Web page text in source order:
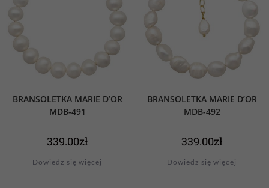
BRANSOLETKA MARIE D’OR
MDB-491
339.00zł
Dowiedz się więcej
BRANSOLETKA MARIE D’OR
MDB-492
339.00zł
Dowiedz się więcej